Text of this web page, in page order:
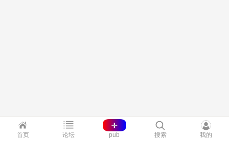
首页 论坛
+
pub 搜索 我的